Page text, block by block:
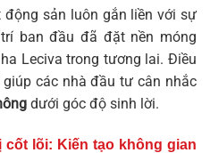
sản luôn gắn liền với sự
ban đầu đã đặt nền móng
Leciva trong tương lai. Điều
các nhà đầu tư cân nhắc
dưới góc độ sinh lời.
cốt lõi: Kiến tạo không gian